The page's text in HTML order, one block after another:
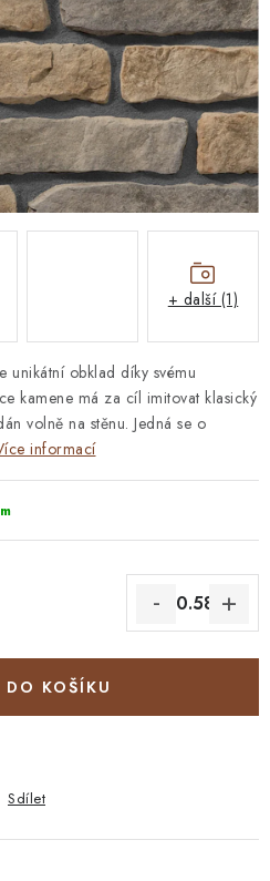
unikátní obklad díky svému
kamene má za cíl imitovat klasický
volně na stěnu. Jedná se o
informací
DO KOŠÍKU
Sdílet
+ další (1)